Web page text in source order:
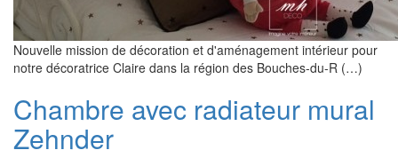
Nouvelle mission de décoration et d'aménagement intérieur pour
notre décoratrice Claire dans la région des Bouches-du-R (…)
Chambre avec radiateur mural
Zehnder